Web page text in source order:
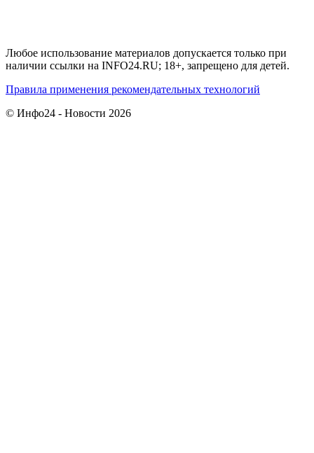
Любое использование материалов допускается только при
наличии ссылки на INFO24.RU; 18+, запрещено для детей.
Правила применения рекомендательных технологий
© Инфо24 - Новости 2026